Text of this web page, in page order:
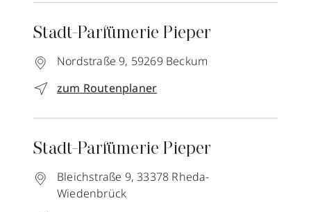
Stadt-Parfümerie Pieper
Nordstraße 9, 59269 Beckum
zum Routenplaner
Stadt-Parfümerie Pieper
Bleichstraße 9, 33378 Rheda-
Wiedenbrück